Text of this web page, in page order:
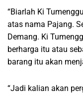
“Biarlah Ki
atas nama Pajang.
Demang. Ki
berharga itu atau
barang itu akan
“Jadi kalian akan